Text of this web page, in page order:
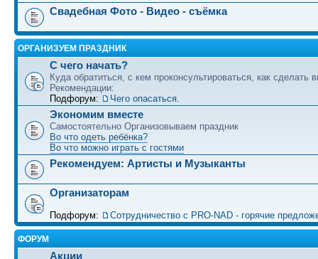
Свадебная Фото - Видео - съёмка
ОРГАНИЗУЕМ ПРАЗДНИК
С чего начать?
Куда обратиться, с кем проконсультироваться, как сделать
Рекомендации:
Подфорум:
Чего опасаться.
Экономим вместе
Самостоятельно Организовываем праздник
Во что одеть ребёнка?
Во что можно играть с гостями
Рекомендуем: Артисты и Музыканты
Организаторам
Подфорум: Сотрудничество c PRO-NAD - горячие
ФОРУМ
Акции